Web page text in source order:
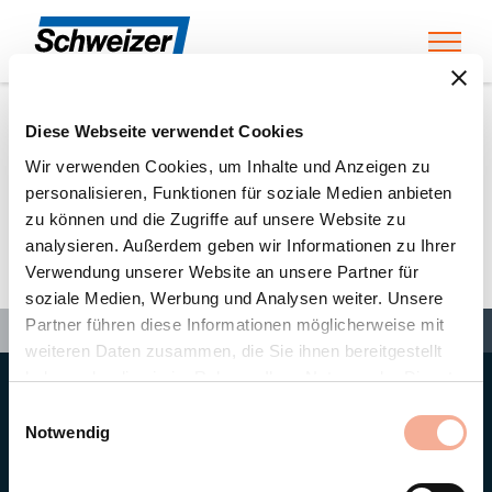
Diese Webseite verwendet Cookies
Wir verwenden Cookies, um Inhalte und Anzeigen zu
personalisieren, Funktionen für soziale Medien anbieten
zu können und die Zugriffe auf unsere Website zu
analysieren. Außerdem geben wir Informationen zu Ihrer
Verwendung unserer Website an unsere Partner für
soziale Medien, Werbung und Analysen weiter. Unsere
Partner führen diese Informationen möglicherweise mit
weiteren Daten zusammen, die Sie ihnen bereitgestellt
haben oder die sie im Rahmen Ihrer Nutzung der Dienste
Notwendig
Home Partners Energieversum GmbH & Co. KG
Energieversum GmbH & Co.
KG
Search
Search Search
Home» Partners»Energieversum GmbH & Co. KG
Ernst Schweizer AG
Bahnhofplatz 11